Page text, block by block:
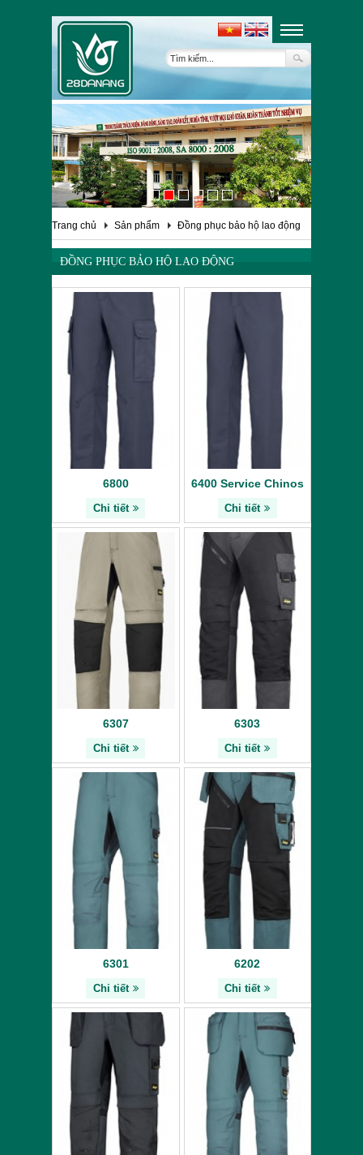
Trang chủ Sản phẩm Đồng phục bảo hộ lao động
ĐỒNG PHỤC BẢO HỘ LAO ĐỘNG
6800
Chi tiết
6400 Service Chinos
Chi tiết
6307
Chi tiết
6303
Chi tiết
6301
Chi tiết
6202
Chi tiết